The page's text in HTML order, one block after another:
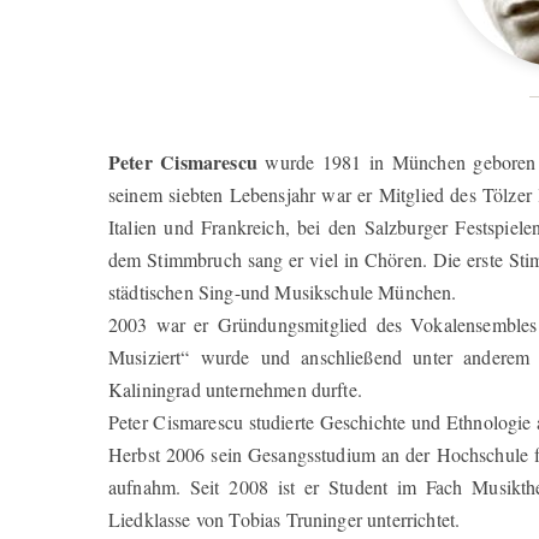
Peter Cismarescu wurde 1981 in München
seinem siebten Lebensjahr war er Mitglied des
Italien und Frankreich, bei den Salzburger
dem Stimmbruch sang er viel in Chören. Die erste
städtischen Sing-und Musikschule München.
2003 war er Gründungsmitglied des
Musiziert“ wurde und anschließend unter
Kaliningrad unternehmen durfte.
Peter Cismarescu studierte Geschichte und
Herbst 2006 sein Gesangsstudium an der
aufnahm. Seit 2008 ist er Student im Fach
Liedklasse von Tobias Truninger unterrichtet.